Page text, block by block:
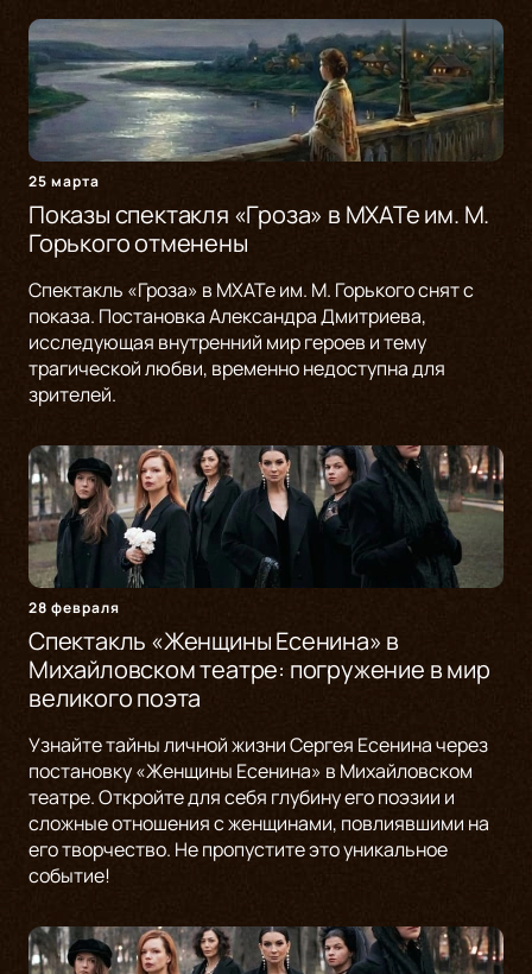
25 марта
Показы спектакля «Гроза» в МХАТе им. М.
Горького отменены
Спектакль «Гроза» в МХАТе им. М. Горького снят с
показа. Постановка Александра Дмитриева,
исследующая внутренний мир героев и тему
трагической любви, временно недоступна для
зрителей.
28 февраля
Спектакль «Женщины Есенина» в
Михайловском театре: погружение в мир
великого поэта
Узнайте тайны личной жизни Сергея Есенина через
постановку «Женщины Есенина» в Михайловском
театре. Откройте для себя глубину его поэзии и
сложные отношения с женщинами, повлиявшими на
его творчество. Не пропустите это уникальное
событие!